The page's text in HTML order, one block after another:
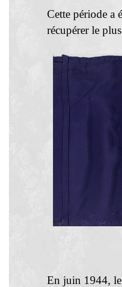
Cette période a
récupérer le
En juin 1944, le